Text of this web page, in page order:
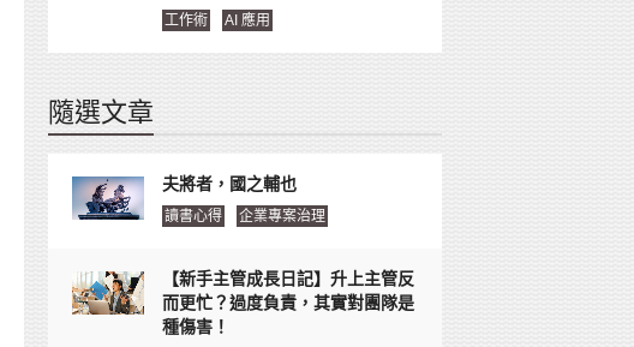
工作術 AI 應用
隨選文章
夫將者，國之輔也
讀書心得 企業專案治理
【新手主管成長日記】升上主管反
而更忙？過度負責，其實對團隊是
種傷害！